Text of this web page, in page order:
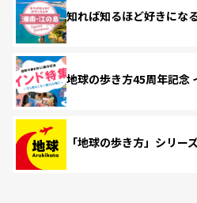
知れば知るほど好きにな
地球の歩き方45周年記念
「地球の歩き方」シリー